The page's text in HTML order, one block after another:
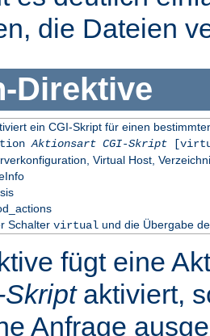
die Dateien
-Direktive
ein CGI-Skript für einen
Aktionsart CGI-Skript
Virtual Host,
Schalter virtual und die Übergabe
fügt eine
aktiviert,
Anfrage